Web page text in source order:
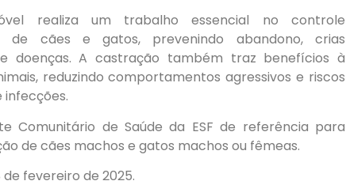
realiza um trabalho essencial no controle
de cães e gatos, prevenindo abandono, crias
e doenças. A castração também traz benefícios à
reduzindo comportamentos agressivos e riscos
infecções.
Comunitário de Saúde da ESF de referência para
de cães machos e gatos machos ou fêmeas.
fevereiro de 2025.